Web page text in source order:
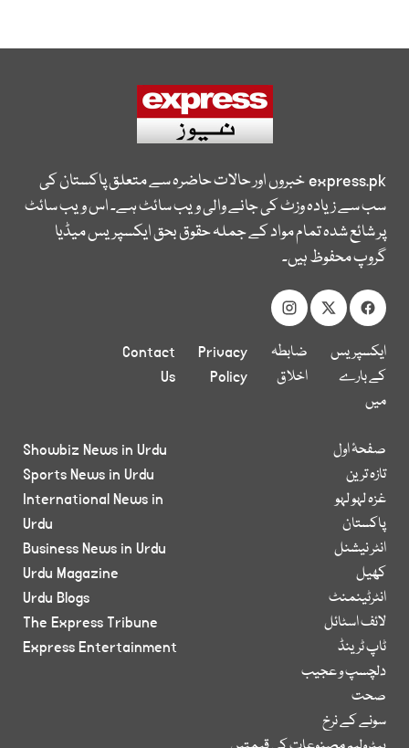
express.pkخبروں اور حالات حاضرہ سے متعلق پاکستان کی
سب سے زیادہ وزٹ کی جانے والی ویب سائٹ ہے۔ اس ویب سائٹ
پر شائع شدہ تمام مواد کے جملہ حقوق بحق ایکسپریس میڈیا
گروپ محفوظ ہیں۔
ایکسپریس
کے بارے
میں
ضابطہ
اخلاق
Privacy
Policy
Contact
Us
صفحۂ اول
تازہ ترین
غزہ لہو لہو
پاکستان
انٹر نیشنل
کھیل
انٹرٹینمنٹ
لائف اسٹائل
ٹاپ ٹرینڈ
دلچسپ و عجیب
صحت
سونے کے نرخ
Showbiz News in Urdu
Sports News in Urdu
International News in
Urdu
Business News in Urdu
Urdu Magazine
Urdu Blogs
The Express Tribune
Express Entertainment